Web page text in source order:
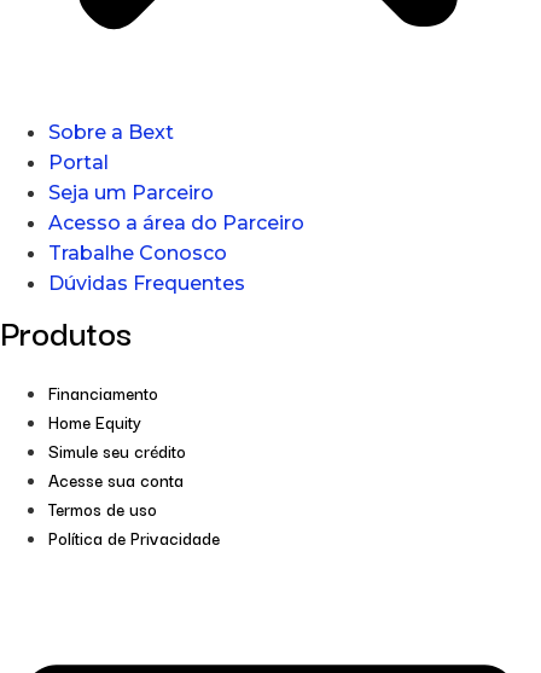
Sobre a Bext
Portal
Seja um Parceiro
Acesso a área do Parceiro
Trabalhe Conosco
Dúvidas Frequentes
Produtos
Financiamento
Home Equity
Simule seu crédito
Acesse sua conta
Termos de uso
Política de Privacidade